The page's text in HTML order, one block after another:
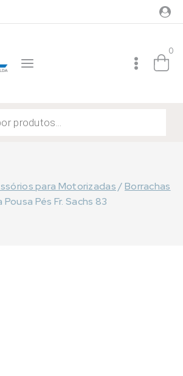
0
para Motorizadas /Borrachas
Pousa Pés Fr. Sachs 83